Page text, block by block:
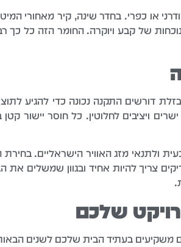
או כפרי. בחדר שינה, קיר מאחורי
של קבע ויוקרה. החומר הזה כל
דורשים התקנה נכונה כדי להגיע
ויציבים לחלוטין. כל חוסר יישור
מזג האוויר הישראליים. בחירת
צריך להיות אחיד ובגוון שמשלים
שלכם
משקיעים בעתיד הבית שלכם לשנים